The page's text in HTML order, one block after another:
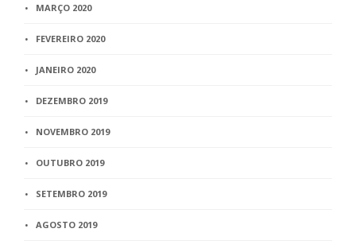
MARÇO 2020
FEVEREIRO 2020
JANEIRO 2020
DEZEMBRO 2019
NOVEMBRO 2019
OUTUBRO 2019
SETEMBRO 2019
AGOSTO 2019